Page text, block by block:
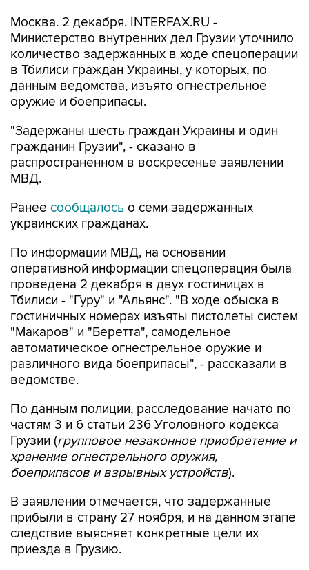
Москва. 2 декабря. INTERFAX.RU -
Министерство внутренних дел Грузии уточнило
количество задержанных в ходе спецоперации
в Тбилиси граждан Украины, у которых, по
данным ведомства, изъято огнестрельное
оружие и боеприпасы.
"Задержаны шесть граждан Украины и один
гражданин Грузии", - сказано в
распространенном в воскресенье заявлении
МВД.
Ранее сообщалось о семи задержанных
украинских гражданах.
По информации МВД, на основании
оперативной информации спецоперация была
проведена 2 декабря в двух гостиницах в
Тбилиси - "Гуру" и "Альянс". "В ходе обыска в
гостиничных номерах изъяты пистолеты систем
"Макаров" и "Беретта", самодельное
автоматическое огнестрельное оружие и
различного вида боеприпасы", - рассказали в
ведомстве.
По данным полиции, расследование начато по
частям 3 и 6 статьи 236 Уголовного кодекса
Грузии (групповое незаконное приобретение и
хранение огнестрельного оружия,
боеприпасов и взрывных устройств).
В заявлении отмечается, что задержанные
прибыли в страну 27 ноября, и на данном этапе
следствие выясняет конкретные цели их
приезда в Грузию.